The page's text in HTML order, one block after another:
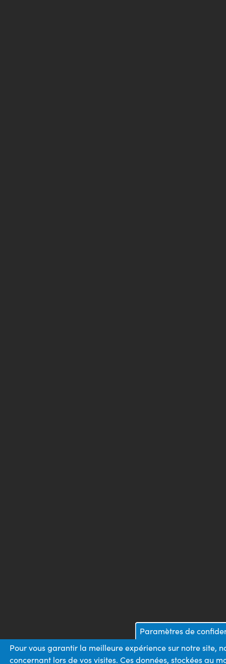
Paramètres de
Pour vous garantir la meilleure expérience sur notre site,
concernant lors de vos visites. Ces données, stockées au